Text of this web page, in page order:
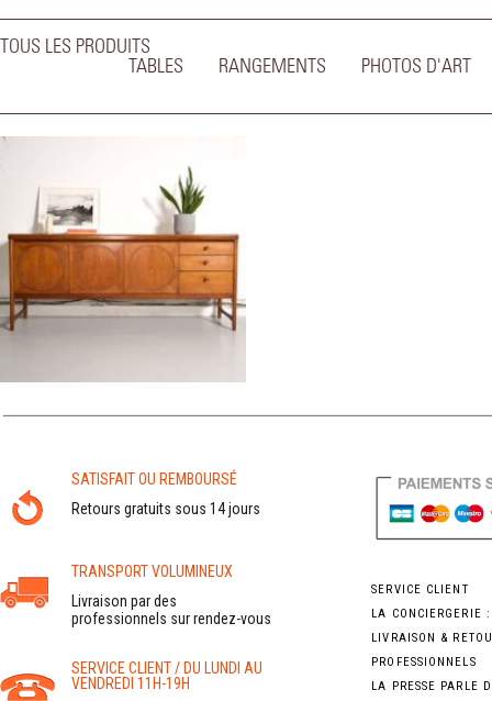
TOUS LES PRODUITS
PHOTOS D'ART
RANGEMENTS
TABLES
SATISFAIT OU REMBOURSÉ
Retours gratuits sous 14 jours
TRANSPORT VOLUMINEUX
Livraison par des
professionnels sur rendez-vous
SERVICE CLIENT / DU LUNDI AU
VENDREDI 11H-19H
SERVICE CLIENT
LA CONCIERGERIE
LIVRAISON &
PROFESSIONNELS
LA PRESSE PARLE